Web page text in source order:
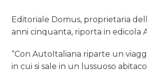
Editoriale Domus, proprietaria
anni cinquanta, riporta in edicola
“Con AutoItaliana riparte un
in cui si sale in un lussuoso